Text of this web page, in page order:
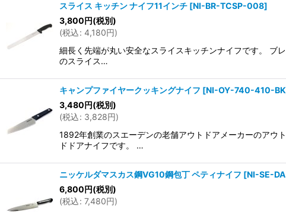
スライス キッチン ナイフ11インチ [NI-BR-TCSP-008]
3,800円(税別)
(税込: 4,180円)
細長く先端が丸い安全なスライスキッチンナイフです。 ブ
のスライス…
キャンプファイヤークッキングナイフ [NI-OY-740-410-BK
3,480円(税別)
(税込: 3,828円)
1892年創業のスエーデンの老舗アウトドアメーカーのアウ
ドドアナイフです。 …
ニッケルダマスカス鋼VG10鋼包丁 ペティナイフ [NI-SE-
6,800円(税別)
(税込: 7,480円)